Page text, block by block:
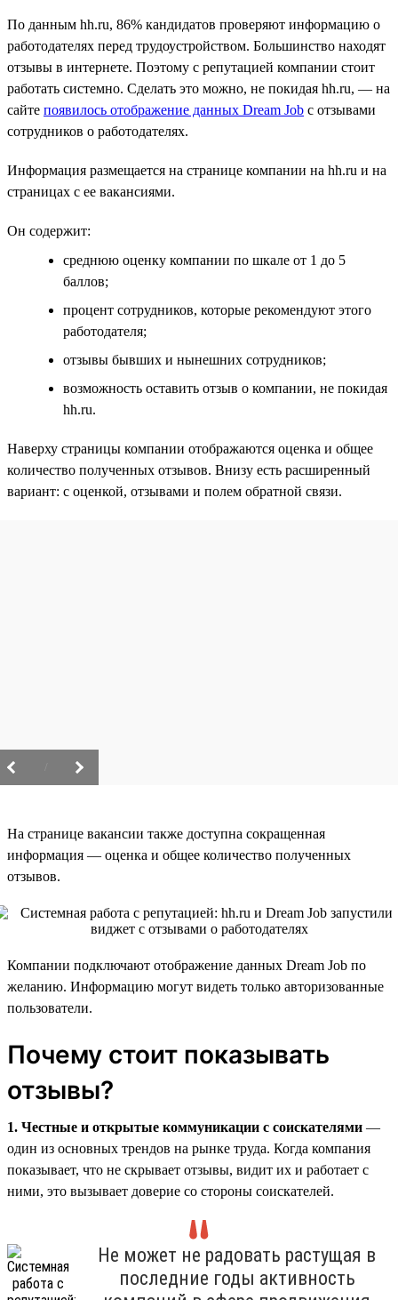
По данным hh.ru, 86% кандидатов проверяют информацию о
работодателях перед трудоустройством. Большинство находят
отзывы в интернете. Поэтому с репутацией компании стоит
работать системно. Сделать это можно, не покидая hh.ru, — на
сайте появилось отображение данных Dream Job с отзывами
сотрудников о работодателях.
Информация размещается на странице компании на hh.ru и на
страницах с ее вакансиями.
Он содержит:
среднюю оценку компании по шкале от 1 до 5
баллов;
процент сотрудников, которые рекомендуют этого
работодателя;
отзывы бывших и нынешних сотрудников;
возможность оставить отзыв о компании, не покидая
hh.ru.
Наверху страницы компании отображаются оценка и общее
количество полученных отзывов. Внизу есть расширенный
вариант: с оценкой, отзывами и полем обратной связи.
На странице вакансии также доступна сокращенная
информация — оценка и общее количество полученных
отзывов.
Компании подключают отображение данных Dream Job по
желанию. Информацию могут видеть только авторизованные
пользователи.
Почему стоит показывать
отзывы?
1. Честные и открытые коммуникации с соискателями —
один из основных трендов на рынке труда. Когда компания
показывает, что не скрывает отзывы, видит их и работает с
ними, это вызывает доверие со стороны соискателей.
Не может не радовать растущая в
последние годы активность